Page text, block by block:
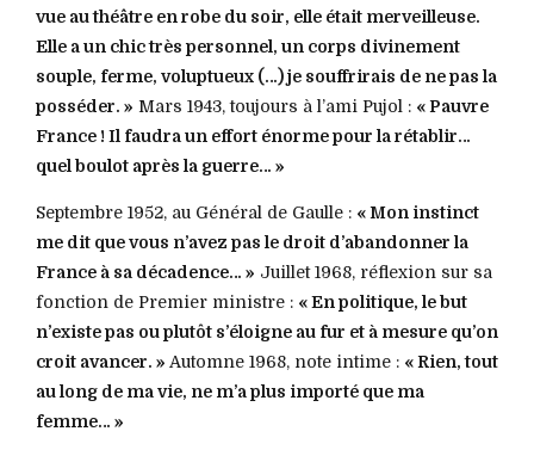
vue au théâtre en robe du soir, elle était merveilleuse.
Elle a un chic très personnel, un corps divinement
souple, ferme, voluptueux (…) je souffrirais de ne pas la
posséder. » Mars 1943, toujours à l’ami Pujol : « Pauvre
France ! Il faudra un effort énorme pour la rétablir…
quel boulot après la guerre… »
Septembre 1952, au Général de Gaulle : « Mon instinct
me dit que vous n’avez pas le droit d’abandonner la
France à sa décadence… » Juillet 1968, réflexion sur sa
fonction de Premier ministre : « En politique, le but
n’existe pas ou plutôt s’éloigne au fur et à mesure qu’on
croit avancer. » Automne 1968, note intime : « Rien, tout
au long de ma vie, ne m’a plus importé que ma
femme… »